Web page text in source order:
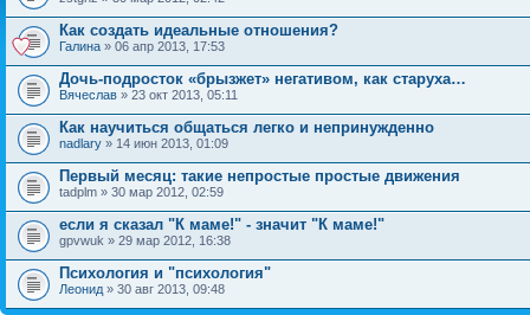
Как создать идеальные отношения?
Галина » 06 апр 2013, 17:53
Дочь-подросток «брызжет» негативом, как старуха…
Вячеслав » 23 окт 2013, 05:11
Как научиться общаться легко и непринужденно
nadlary » 14 июн 2013, 01:09
Первый месяц: такие непростые простые движения
tadplm » 30 мар 2012, 02:59
если я сказал "К маме!" - значит "К маме!"
gpvwuk » 29 мар 2012, 16:38
Психология и "психология"
Леонид » 30 авг 2013, 09:48